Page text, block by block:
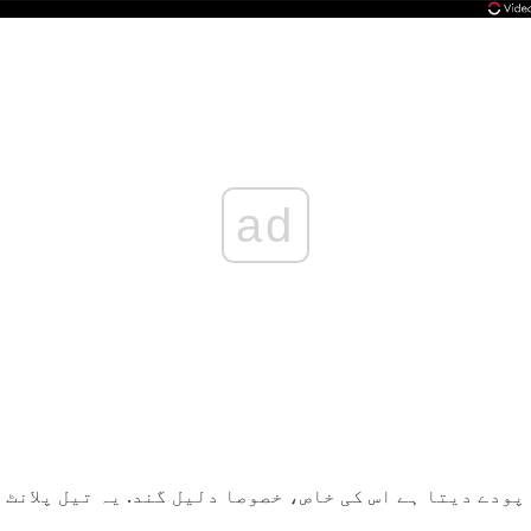
ad
پودے دیتا ہے اس کی خاص، خصوصا دلیل گند. یہ تیل